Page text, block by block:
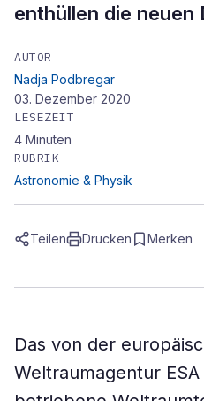
enthüllen die neuen
AUTOR
Nadja Podbregar
03. Dezember 2020
LESEZEIT
4 Minuten
RUBRIK
Astronomie & Physik
Teilen Drucken Merken
Das von der
Weltraumagentur